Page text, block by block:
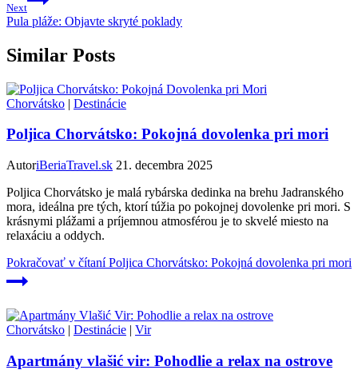
Next
Pula pláže: Objavte skryté poklady
Similar Posts
Chorvátsko | Destinácie
Poljica Chorvátsko: Pokojná dovolenka pri mori
AutoriBeriaTravel.sk 21. decembra 2025
Poljica Chorvátsko je malá rybárska dedinka na brehu Jadranského
mora, ideálna pre tých, ktorí túžia po pokojnej dovolenke pri mori. S
krásnymi plážami a príjemnou atmosférou je to skvelé miesto na
relaxáciu a oddych.
Pokračovať v čítaníPoljica Chorvátsko: Pokojná dovolenka pri mori
Chorvátsko | Destinácie | Vir
Apartmány vlašić vir: Pohodlie a relax na ostrove